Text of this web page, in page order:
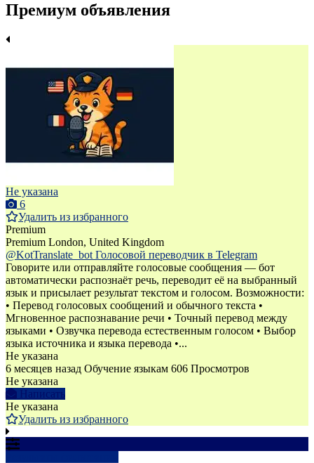
Премиум объявления
Не указана
6
Удалить из избранного
Premium
Premium London, United Kingdom
@KotTranslate_bot Голосовой переводчик в Telegram
Говорите или отправляйте голосовые сообщения — бот
автоматически распознаёт речь, переводит её на выбранный
язык и присылает результат текстом и голосом. Возможности:
• Перевод голосовых сообщений и обычного текста •
Мгновенное распознавание речи • Точный перевод между
языками • Озвучка перевода естественным голосом • Выбор
языка источника и языка перевода •...
Не указана
6 месяцев назад Обучение языкам 606 Просмотров
Не указана
Написать
Не указана
Удалить из избранного